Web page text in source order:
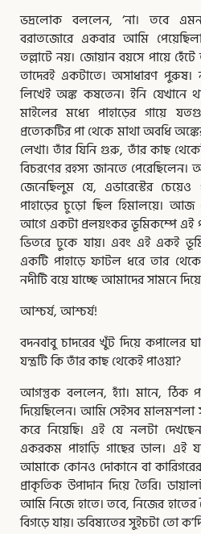
ভদ্রলোক বললেন, ‘না। তবে
বরাতজোরে একবার আমি
তল্লাটে নয়। জোয়ান বয়সে পায়ে হেঁটে
তাদেরই একটাতে। অসাধারণ পুরুষ।
লিখেই অঙ্ক কষতেন। ইনি যেখানে
মাইলের মধ্যে পাহাড়ের গায়ে
প্রত্যেকটির পা থেকে মাথা অবধি
লেখা। তাঁর যিনি গুরু, তাঁর কাছ
বিচরণের রহস্য জানতে
জেনেছিলুম যে, এভারেস্টের
পাহাড়ের চুড়ো ছিল হিমালয়ে। আজ
আগে একটা প্রলয়ংকর ভূমিকম্পে এই
ভিতরে ঢুকে যায়। এবং এই একই
একটি পাহাড়ে ফাটল ধরে তার
নদীটি বয়ে যাচ্ছে আমাদের সামনে
আশ্চর্য, আশ্চর্য!
বদনবাবু চাদরের খুঁট দিয়ে
যন্ত্রটি কি তাঁর কাছ থেকেই পাওয়া?
আগন্তুক বললেন, হ্যাঁ। মানে, ঠিক
দিয়েছিলেন। আমি সেইসব মালমশলা
করে নিয়েছি। এই যে নলটা
একরকম পাহাড়ি গাছের ডাল। এই
আমাকে কোনও দোকানে বা
প্রাকৃতিক উপাদান দিয়ে তৈরি।
আমি নিজে হাতে। তবে, নিজের
বিগড়ে যায়। ভবিষ্যতের সুইচটা তো